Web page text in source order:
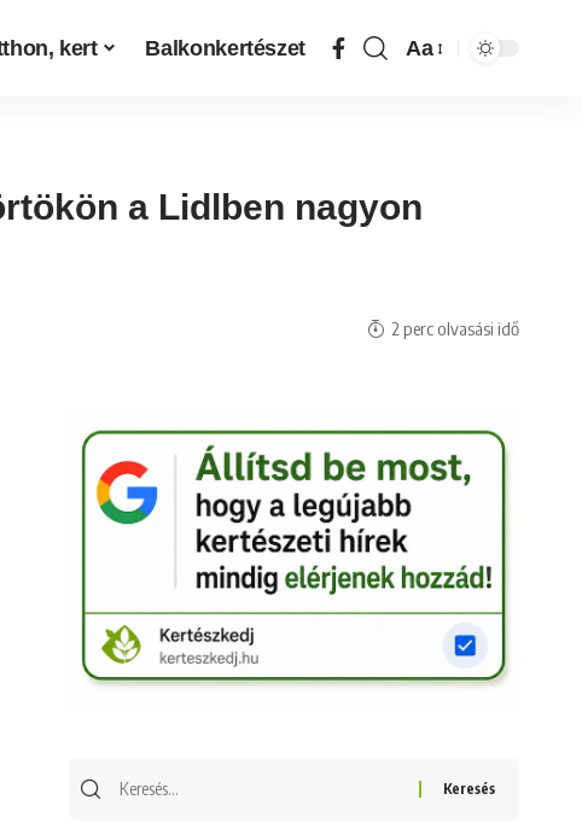
kert Balkonkertészet Aa
a Lidlben nagyon
2 perc olvasási idő